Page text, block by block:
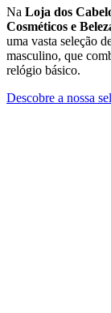
Na Loja dos
Cosméticos e
uma vasta seleção
masculino, que
relógio básico.
Descobre a nossa